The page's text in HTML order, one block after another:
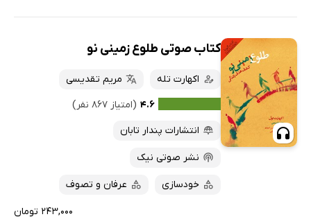
کتاب صوتی طلوع زمینی نو
اکهارت تله
مریم تقدیسی
۴.۶ (امتیاز ۸۶۷ نفر)
انتشارات پندار تابان
نشر صوتی نیک
خودسازی عرفان و تصوف
۲۴۳,۰۰۰ تومان